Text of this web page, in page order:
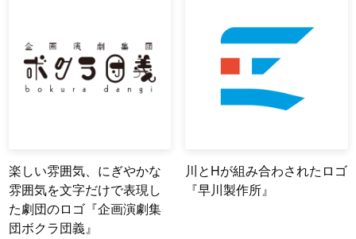
楽しい雰囲気、にぎやかな
雰囲気を文字だけで表現し
た劇団のロゴ『企画演劇集
団ボクラ団義』
川とHが組み合わされたロゴ
『早川製作所』